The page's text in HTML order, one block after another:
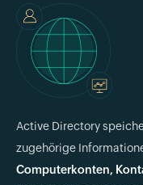
Active Directory
zugehörige
Computerkonten,